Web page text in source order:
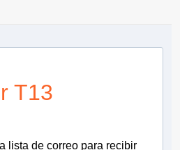
T13
lista de correo para recibir